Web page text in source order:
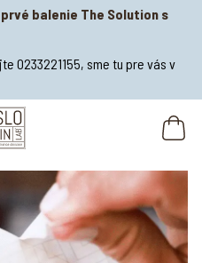
balenie The Solution s
0233221155, sme tu pre vás v